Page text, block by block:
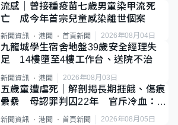
流感｜曾接種疫苗七歲男童染甲流死
亡 成今年首宗兒童感染離世個案
新聞資訊 港聞 首頁新聞 2026年08月04日
九龍城學生宿舍地盤39歲安全經理失
足 14樓墮至4樓工作台、送院不治
新聞資訊 港聞 2026年08月03日
五歲童遭虐死｜解剖揭長期捱餓、傷痕
纍纍 母認罪判囚22年 官斥冷血：同
類案最惡劣
新聞資訊 港聞 首頁新聞 2026年08月05日